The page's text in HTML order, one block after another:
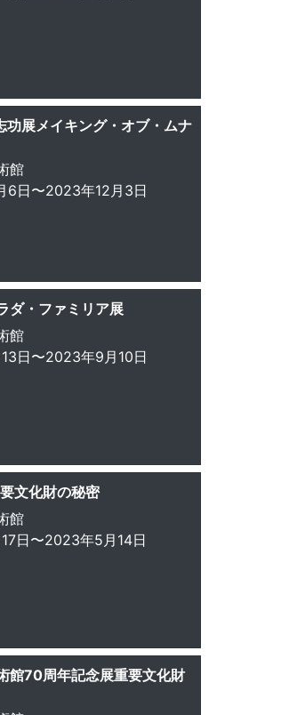
功展メイキング・オブ・ムナ
館
6日〜2023年12月3日
ダ・ファミリア展
館
日〜2023年9月10日
文化財の秘密
館
日〜2023年5月14日
館70周年記念展重要文化財